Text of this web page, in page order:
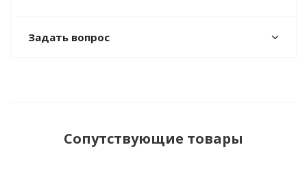
Задать вопрос
Сопутствующие товары